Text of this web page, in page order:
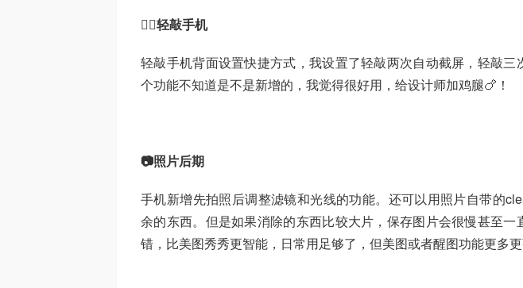
👉🏻轻敲手机
轻敲手机背面设置快捷方式，我设置了轻敲两次自动截屏，轻敲三
个功能不知道是不是新增的，我觉得很好用，给设计师加鸡腿🍗！
📷照片后期
手机新增先拍照后调整滤镜和光线的功能。还可以用照片自带的
余的东西。但是如果消除的东西比较大片，保存图片会很慢甚至一
错，比美图秀秀更智能，日常用足够了，但美图或者醒图功能更多更